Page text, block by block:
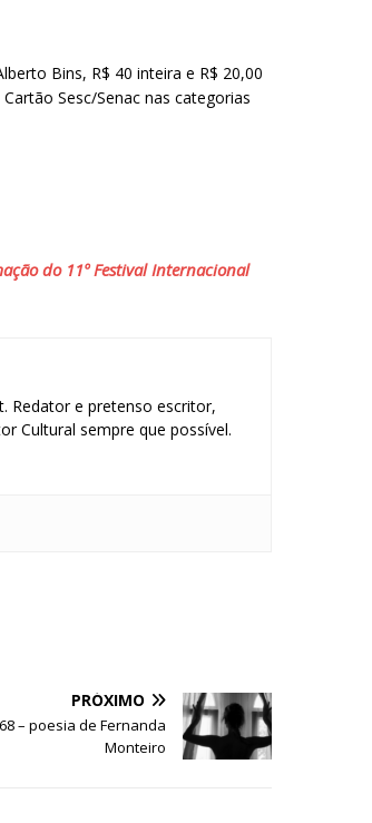
Bins, R$ 40 inteira e R$ 20,00
Sesc/Senac nas categorias
do 11º Festival Internacional
Redator e pretenso escritor,
Cultural sempre que possível.
PRÓXIMO
– poesia de Fernanda
Monteiro